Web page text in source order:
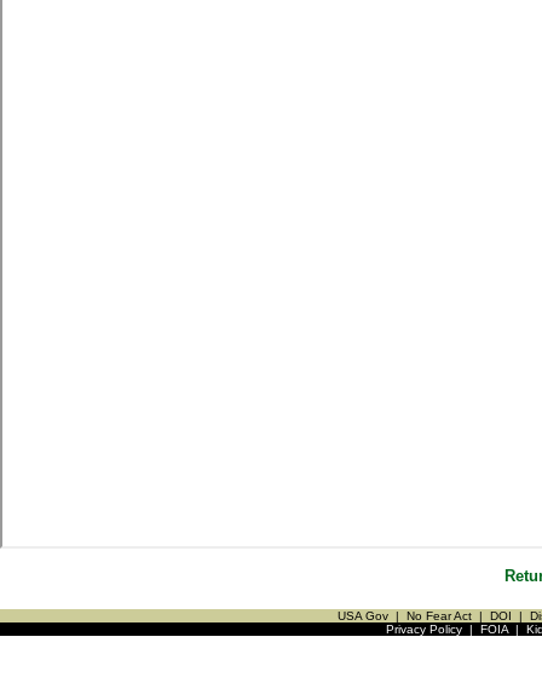
USA Gov | No Fear Act | DOI |
Privacy Policy| FOIA|